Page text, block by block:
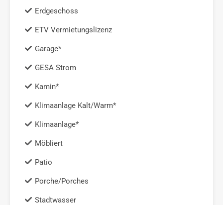
Erdgeschoss
ETV Vermietungslizenz
Garage*
GESA Strom
Kamin*
Klimaanlage Kalt/Warm*
Klimaanlage*
Möbliert
Patio
Porche/Porches
Stadtwasser